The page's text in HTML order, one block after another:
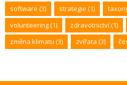
software (3) strategie (1)
volunteering(1) zdravotnictví(1)
změna klimatu (3) zvířata (3)